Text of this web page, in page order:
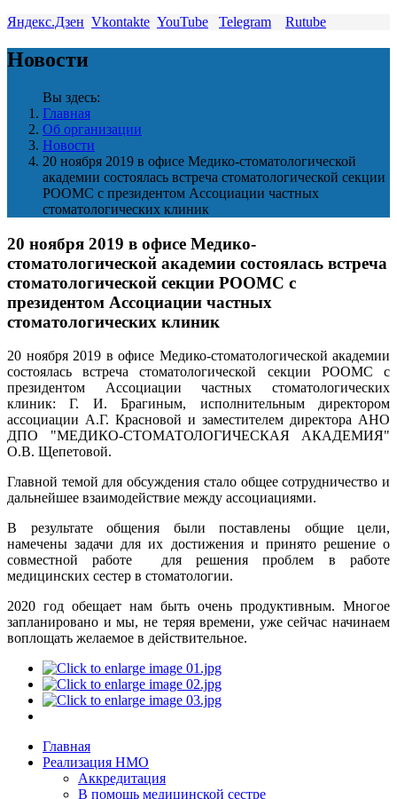
Яндекс.Дзен Vkontakte YouTube Telegram Rutube
Новости
Вы здесь:
Главная
Об организации
Новости
20 ноября 2019 в офисе Медико-стоматологической
академии состоялась встреча стоматологической секции
РООМС с президентом Ассоциации частных
стоматологических клиник
20 ноября 2019 в офисе Медико-
стоматологической академии состоялась встреча
стоматологической секции РООМС с
президентом Ассоциации частных
стоматологических клиник
20 ноября 2019 в офисе Медико-стоматологической академии
состоялась встреча стоматологической секции РООМС с
президентом Ассоциации частных стоматологических
клиник: Г. И. Брагиным, исполнительным директором
ассоциации А.Г. Красновой и заместителем директора АНО
ДПО "МЕДИКО-СТОМАТОЛОГИЧЕСКАЯ АКАДЕМИЯ"
О.В. Щепетовой.
Главной темой для обсуждения стало общее сотрудничество и
дальнейшее взаимодействие между ассоциациями.
В результате общения были поставлены общие цели,
намечены задачи для их достижения и принято решение о
совместной работе для решения проблем в работе
медицинских сестер в стоматологии.
2020 год обещает нам быть очень продуктивным. Многое
запланировано и мы, не теряя времени, уже сейчас начинаем
воплощать желаемое в действительное.
Главная
Реализация НМО
Аккредитация
В помощь медицинской сестре